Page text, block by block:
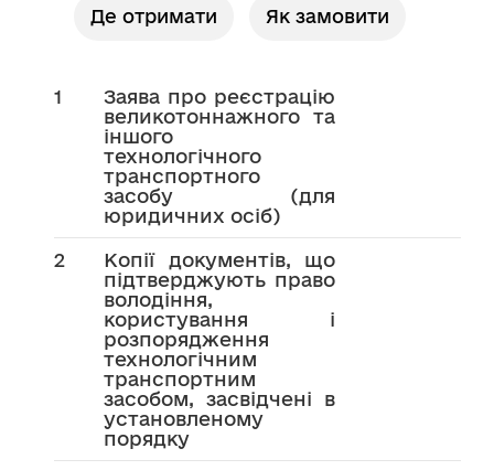
Де отримати Як замовити
1
Заява про реєстрацію
великотоннажного та
іншого
технологічного
транспортного
засобу (для
юридичних осіб)
2
Копії документів, що
підтверджують право
володіння,
користування і
розпорядження
технологічним
транспортним
засобом, засвідчені в
установленому
порядку